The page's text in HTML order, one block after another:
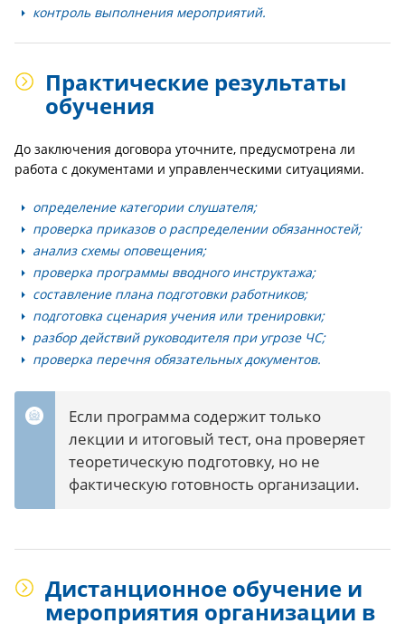
контроль выполнения мероприятий.
Практические результаты
обучения
До заключения договора уточните, предусмотрена ли
работа с документами и управленческими ситуациями.
определение категории слушателя;
проверка приказов о распределении обязанностей;
анализ схемы оповещения;
проверка программы вводного инструктажа;
составление плана подготовки работников;
подготовка сценария учения или тренировки;
разбор действий руководителя при угрозе ЧС;
проверка перечня обязательных документов.
Если программа содержит только
лекции и итоговый тест, она проверяет
теоретическую подготовку, но не
фактическую готовность организации.
Дистанционное обучение и
мероприятия организации в